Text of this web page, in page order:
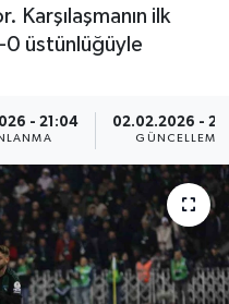
Karşılaşmanın ilk
0 üstünlüğüyle
- 21:04 02.02.2026 -
GÜNCELLEME